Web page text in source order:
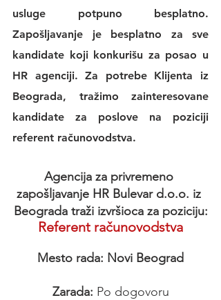
usluge potpuno besplatno.
Zapošljavanje je besplatno za sve
HR agenciji. Za potrebe Klijenta iz
Beograda, tražimo zainteresovane
kandidate za poslove na poziciji
referent računovodstva.
Agencija za privremeno
zapošljavanje HR Bulevar d.o.o. iz
Beograda traži izvršioca za poziciju:
Referent računovodstva
Mesto rada: Novi Beograd
Zarada: Po dogovoru